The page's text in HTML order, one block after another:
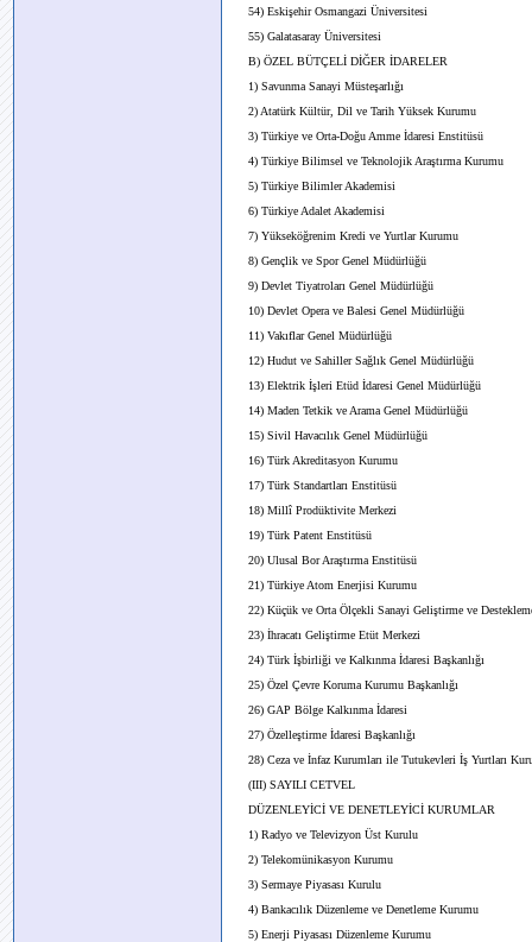
54) Eskişehir Osmangazi Üniversitesi
55) Galatasaray Üniversitesi
B) ÖZEL BÜTÇELİ DİĞER İDARELER
1) Savunma Sanayi Müsteşarlığı
2) Atatürk Kültür, Dil ve Tarih Yüksek Kurumu
3) Türkiye ve Orta-Doğu Amme İdaresi Enstitüsü
4) Türkiye Bilimsel ve Teknolojik Araştırma Kurumu
5) Türkiye Bilimler Akademisi
6) Türkiye Adalet Akademisi
7) Yükseköğrenim Kredi ve Yurtlar Kurumu
8) Gençlik ve Spor Genel Müdürlüğü
9) Devlet Tiyatroları Genel Müdürlüğü
10) Devlet Opera ve Balesi Genel Müdürlüğü
11) Vakıflar Genel Müdürlüğü
12) Hudut ve Sahiller Sağlık Genel Müdürlüğü
13) Elektrik İşleri Etüd İdaresi Genel Müdürlüğü
14) Maden Tetkik ve Arama Genel Müdürlüğü
15) Sivil Havacılık Genel Müdürlüğü
16) Türk Akreditasyon Kurumu
17) Türk Standartları Enstitüsü
18) Millî Prodüktivite Merkezi
19) Türk Patent Enstitüsü
20) Ulusal Bor Araştırma Enstitüsü
21) Türkiye Atom Enerjisi Kurumu
22) Küçük ve Orta Ölçekli Sanayi Geliştirme ve
23) İhracatı Geliştirme Etüt Merkezi
24) Türk İşbirliği ve Kalkınma İdaresi Başkanlığı
25) Özel Çevre Koruma Kurumu Başkanlığı
26) GAP Bölge Kalkınma İdaresi
27) Özelleştirme İdaresi Başkanlığı
28) Ceza ve İnfaz Kurumları ile Tutukevleri İş Yurtları
(III) SAYILI CETVEL
DÜZENLEYİCİ VE DENETLEYİCİ KURUMLAR
1) Radyo ve Televizyon Üst Kurulu
2) Telekomünikasyon Kurumu
3) Sermaye Piyasası Kurulu
4) Bankacılık Düzenleme ve Denetleme Kurumu
5) Enerji Piyasası Düzenleme Kurumu